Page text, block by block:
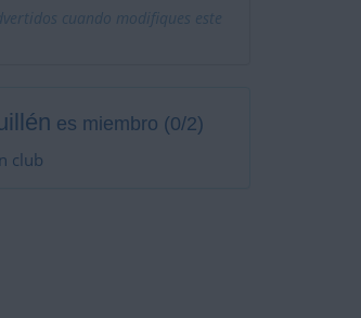
cuando modifiques este
es miembro (0/2)
club